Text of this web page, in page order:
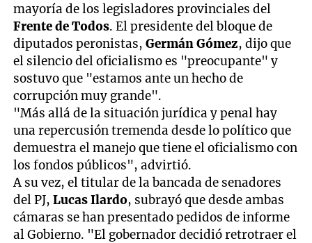
mayoría de los legisladores provinciales del
Frente de Todos. El presidente del bloque de
diputados peronistas,Germán Gómez, dijo que
el silencio del oficialismo es "preocupante" y
sostuvo que "estamos ante un hecho de
corrupción muy grande".
"Más allá de la situación jurídica y penal hay
una repercusión tremenda desde lo político que
demuestra el manejo que tiene el oficialismo con
los fondos públicos", advirtió.
A su vez, el titular de la bancada de senadores
del PJ,Lucas Ilardo, subrayó que desde ambas
cámaras se han presentado pedidos de informe
al Gobierno. "El gobernador decidió retrotraer el